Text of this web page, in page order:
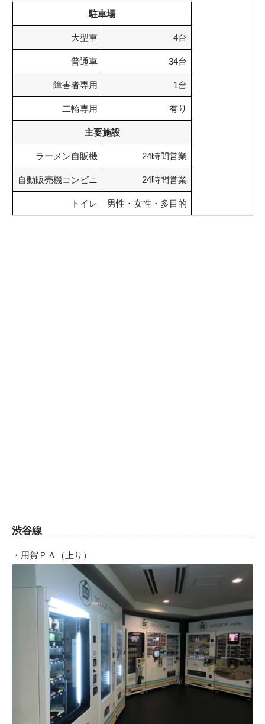
駐車場
大型車 4台
普通車 34台
障害者専用 1台
二輪専用 有り
主要施設
ラーメン自販機 24時間営業
自動販売機コンビニ 24時間営業
トイレ 男性・女性・多目的
渋谷線
・用賀ＰＡ（上り）